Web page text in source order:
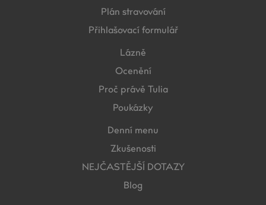
Plán stravování
Přihlašovací formulář
Lázně
Ocenění
Proč právě Tulia
Poukázky
Denní menu
Zkušenosti
NEJČASTĚJŠÍ DOTAZY
Blog